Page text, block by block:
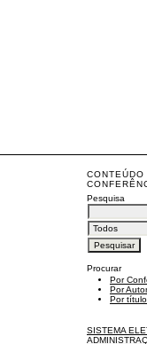
CONTEÚDO
Pesquisa
Procurar
Por
Por Autor
Por título
SISTEMA